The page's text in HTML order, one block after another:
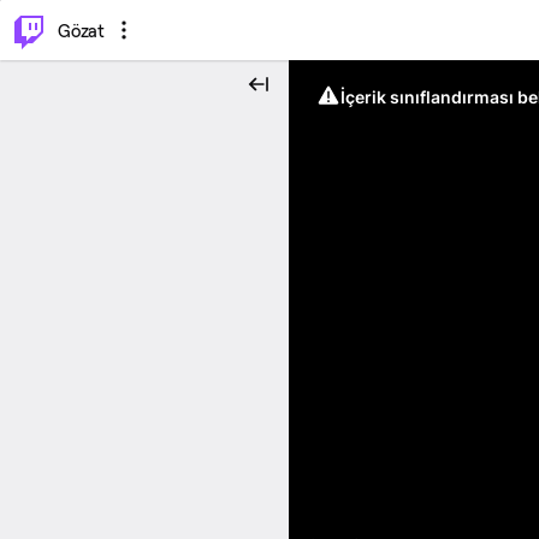
Gözat
İçerik sınıflandırması